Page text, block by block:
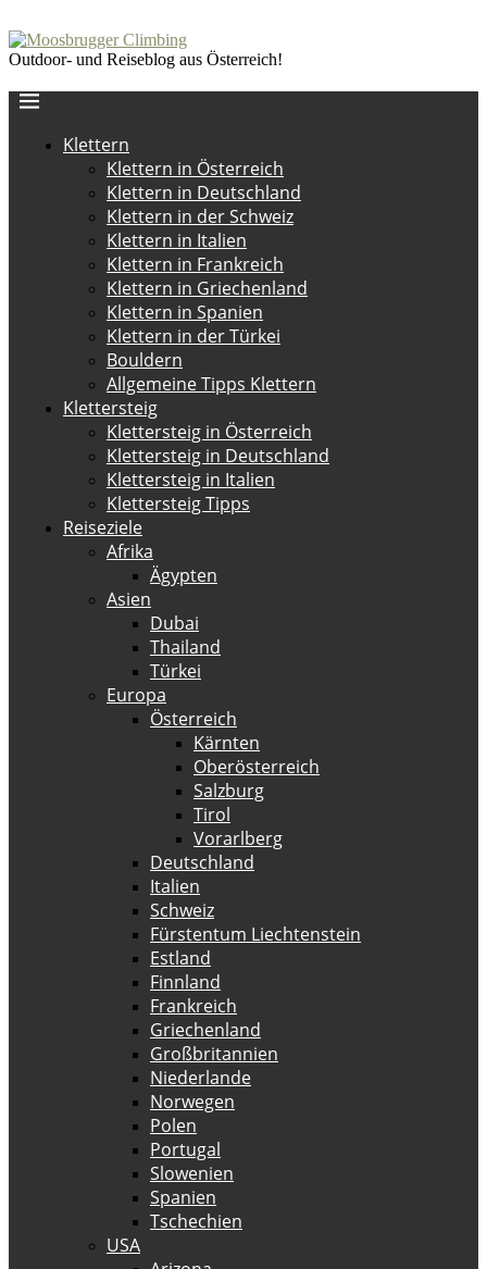
Outdoor- und Reiseblog aus Österreich!
Klettern
Klettern in Österreich
Klettern in Deutschland
Klettern in der Schweiz
Klettern in Italien
Klettern in Frankreich
Klettern in Griechenland
Klettern in Spanien
Klettern in der Türkei
Bouldern
Allgemeine Tipps Klettern
Klettersteig
Klettersteig in Österreich
Klettersteig in Deutschland
Klettersteig in Italien
Klettersteig Tipps
Reiseziele
Afrika
Ägypten
Asien
Dubai
Thailand
Türkei
Europa
Österreich
Kärnten
Oberösterreich
Salzburg
Tirol
Vorarlberg
Deutschland
Italien
Schweiz
Fürstentum Liechtenstein
Estland
Finnland
Frankreich
Griechenland
Großbritannien
Niederlande
Norwegen
Polen
Portugal
Slowenien
Spanien
Tschechien
USA